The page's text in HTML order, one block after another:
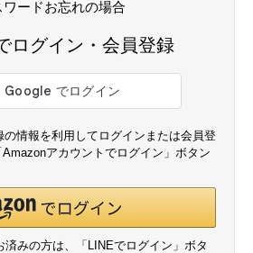
ワードお忘れの場合
ログイン・会員登録
情報を利用してログインまたは会員登
アカウントでログイン」ボタン
済みの方は、「LINEでログイン」ボタ